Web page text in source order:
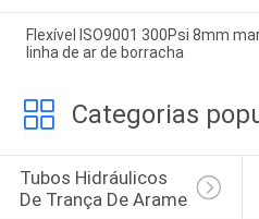
Flexível ISO9001 300Psi 8mm
linha de ar de borracha
Categorias
Tubos Hidráulicos
De Trança De Arame